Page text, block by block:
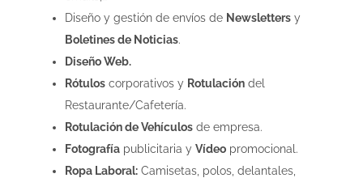
Diseño y gestión de envíos de Newsletters y
Boletines de Noticias.
Diseño Web.
Rótulos corporativos y Rotulación del
Restaurante/Cafetería.
Rotulación de Vehículos de empresa.
Fotografía publicitaria y Vídeo promocional.
Ropa Laboral: Camisetas, polos, delantales,